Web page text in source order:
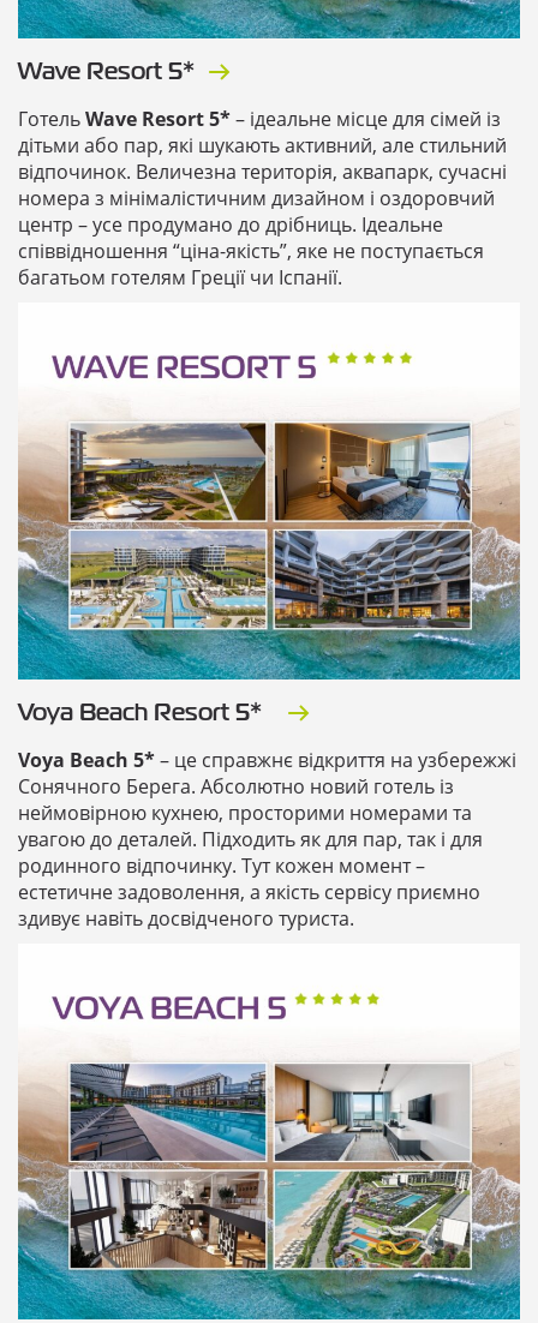
Wave Resort 5*
ГотельWave Resort 5*– ідеальне місце для сімей із
дітьми або пар, які шукають активний, але стильний
відпочинок. Величезна територія, аквапарк, сучасні
номера з мінімалістичним дизайном і оздоровчий
центр – усе продумано до дрібниць. Ідеальне
співвідношення “ціна-якість”, яке не поступається
багатьом готелям Греції чи Іспанії.
Voya Beach Resort 5*
Voya Beach 5*– це справжнє відкриття на узбережжі
Сонячного Берега. Абсолютно новий готель із
неймовірною кухнею, просторими номерами та
увагою до деталей. Підходить як для пар, так і для
родинного відпочинку. Тут кожен момент –
естетичне задоволення, а якість сервісу приємно
здивує навіть досвідченого туриста.